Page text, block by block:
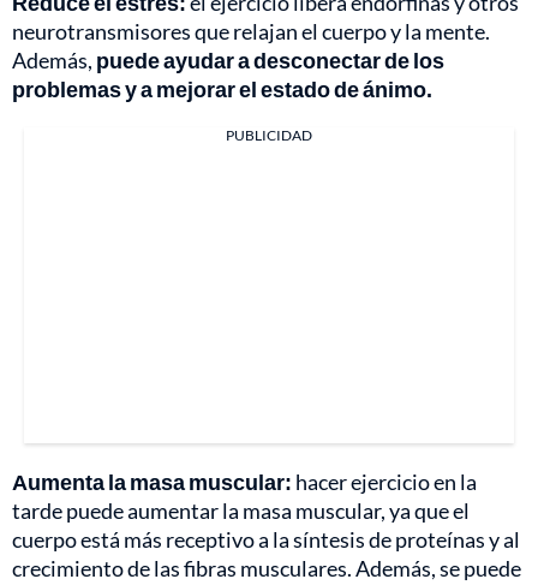
neurotransmisores que relajan el cuerpo y la mente.
Además, puede ayudar a desconectar de los
problemas y a mejorar el estado de ánimo.
PUBLICIDAD
Aumenta la masa muscular: hacer ejercicio en la
tarde puede aumentar la masa muscular, ya que el
cuerpo está más receptivo a la síntesis de proteínas y al
crecimiento de las fibras musculares. Además, se puede